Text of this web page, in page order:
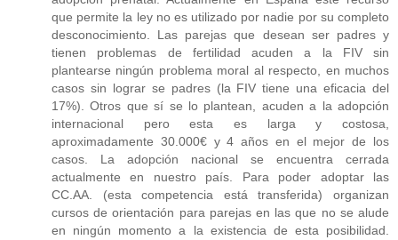
que permite la ley no es utilizado por nadie por su completo
desconocimiento. Las parejas que desean ser padres y
tienen problemas de fertilidad acuden a la FIV sin
plantearse ningún problema moral al respecto, en muchos
casos sin lograr se padres (la FIV tiene una eficacia del
17%). Otros que sí se lo plantean, acuden a la adopción
internacional pero esta es larga y costosa,
aproximadamente 30.000€ y 4 años en el mejor de los
casos. La adopción nacional se encuentra cerrada
actualmente en nuestro país. Para poder adoptar las
CC.AA. (esta competencia está transferida) organizan
cursos de orientación para parejas en las que no se alude
en ningún momento a la existencia de esta posibilidad.